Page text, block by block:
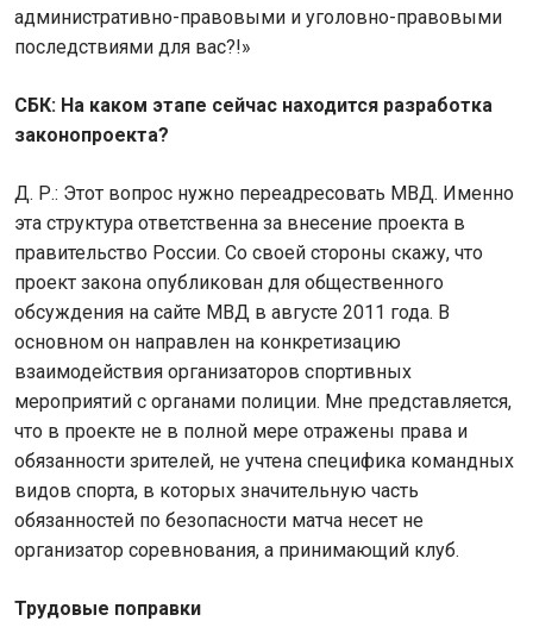
административно-правовыми и уголовно-правовыми
последствиями для вас?!»
СБК: На каком этапе сейчас находится разработка
законопроекта?
Д. Р.: Этот вопрос нужно переадресовать МВД. Именно
эта структура ответственна за внесение проекта в
правительство России. Со своей стороны скажу, что
проект закона опубликован для общественного
обсуждения на сайте МВД в августе 2011 года. В
основном он направлен на конкретизацию
взаимодействия организаторов спортивных
мероприятий с органами полиции. Мне представляется,
что в проекте не в полной мере отражены права и
обязанности зрителей, не учтена специфика командных
видов спорта, в которых значительную часть
обязанностей по безопасности матча несет не
организатор соревнования, а принимающий клуб.
Трудовые поправки